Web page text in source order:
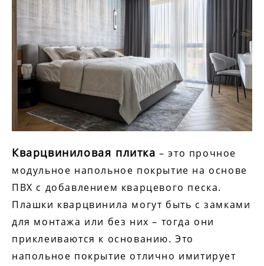
Кварцвиниловая плитка – это прочное
модульное напольное покрытие на основе
ПВХ с добавлением кварцевого песка.
Плашки кварцвинила могут быть с замками
для монтажа или без них – тогда они
приклеиваются к основанию. Это
напольное покрытие отлично имитирует